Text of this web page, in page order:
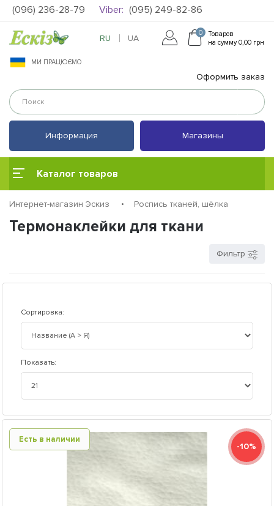
(096) 236-28-79 Viber: (095) 249-82-86
МИ ПРАЦЮЄМО
Оформить заказ
RU UA Товаров
0
на сумму 0,00 грн
Информация Магазины
Каталог товаров
Интернет-магазин Эскиз Роспись тканей, шёлка
Термонаклейки для ткани
Фильтр
Сортировка:
Показать:
Есть в наличии
-10%